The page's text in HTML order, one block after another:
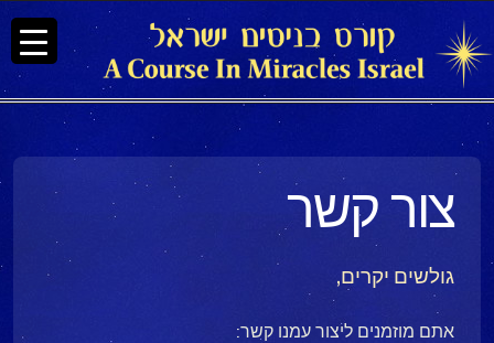
צור קשר
גולשים יקרים,
אתם מוזמנים ליצור עמנו קשר: